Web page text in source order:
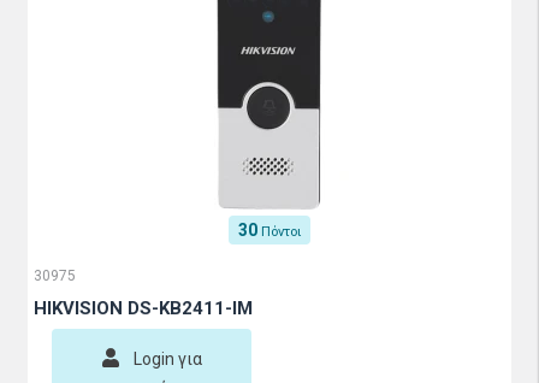
30 Πόντοι
30975
HIKVISION DS-KB2411-IM
Login για